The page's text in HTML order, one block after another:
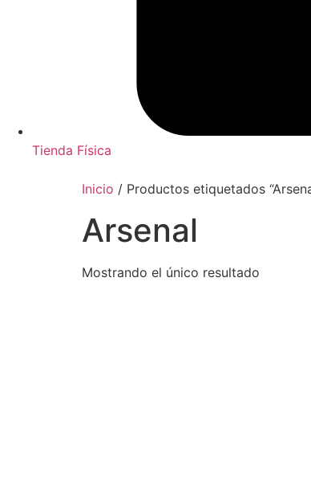
Tienda Física
Inicio / Productos etiquetados
Arsenal
Mostrando el único resultado